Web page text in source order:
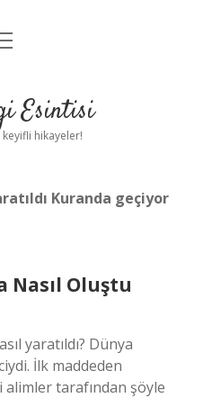
Esintisi
hikayeler!
Kuranda geçiyor
Nasıl Oluştu
yaratıldı? Dünya
İlk maddeden
alimler tarafından şöyle